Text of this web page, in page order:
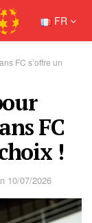
FR
FC s’offre un
FC
!
10/07/2026